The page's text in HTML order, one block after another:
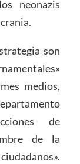
neonazis
son
medios,
de
de la